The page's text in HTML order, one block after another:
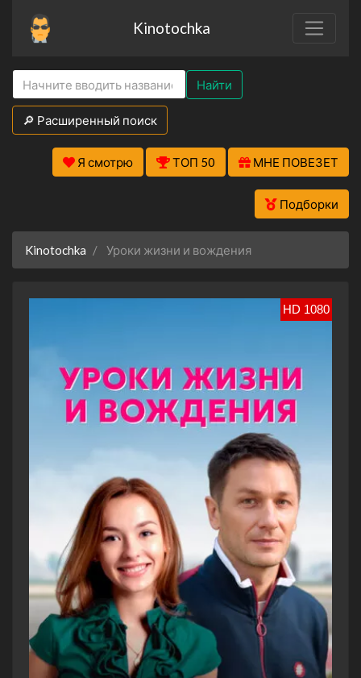
Kinotochka
Найти
🔎 Расширенный поиск
Я смотрю ТОП 50 МНЕ ПОВЕЗЕТ
Подборки
Kinotochka Уроки жизни и вождения
HD 1080